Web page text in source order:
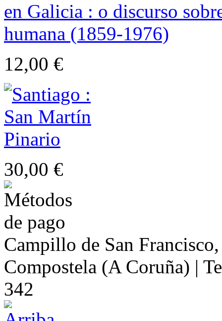
12,00 €
30,00 €
Campillo de San
Compostela (A Coruña) |
342